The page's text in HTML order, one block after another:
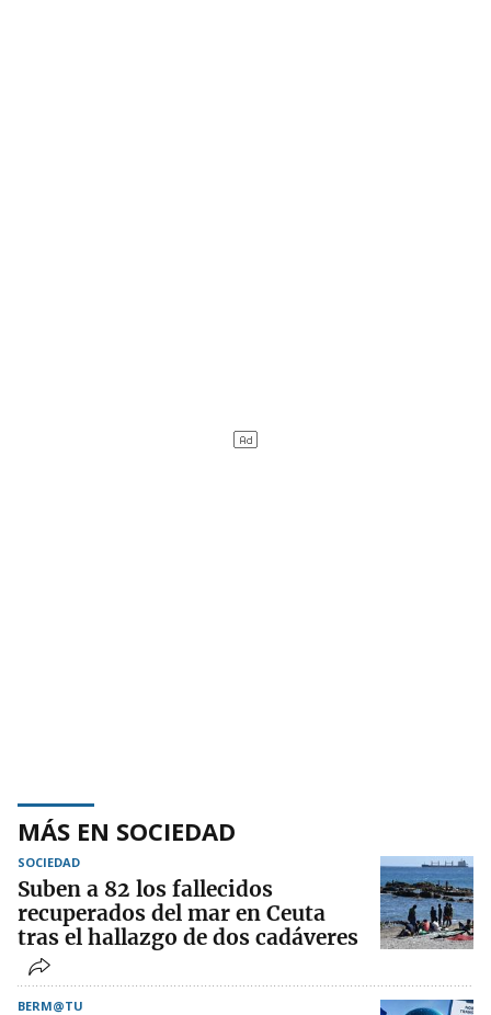
MÁS EN SOCIEDAD
SOCIEDAD
Suben a 82 los fallecidos
recuperados del mar en Ceuta
tras el hallazgo de dos cadáveres
BERM@TU